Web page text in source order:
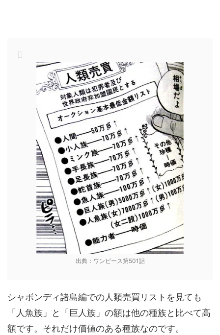
出典：ワンピース第501話
シャボンディ諸島編での人類売買リストを見ても
「人魚族」と「巨人族」の額は他の種族と比べて高
額です。それだけ価値のある種族なのです。